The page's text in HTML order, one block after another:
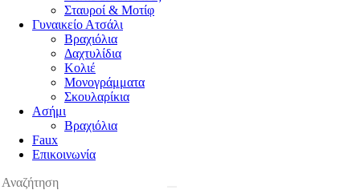
Σταυροί & Μοτίφ
Γυναικείο Ατσάλι
Βραχιόλια
Δαχτυλίδια
Κολιέ
Μονογράμματα
Σκουλαρίκια
Ασήμι
Βραχιόλια
Faux
Επικοινωνία